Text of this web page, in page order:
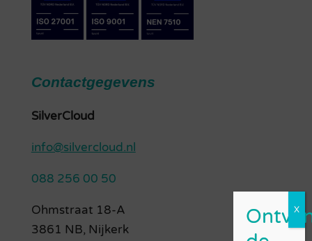
Contactgegevens
SilverCloud
info@silvercloud.nl
088 256 00 50
Ohmstraat 18-A
3861 NB, Nijkerk